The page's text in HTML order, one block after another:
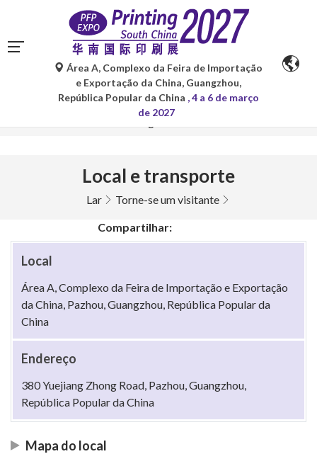
As traduções automáticas do Google Tradutor são apenas
para referência e podem conter imprecisões. Para
quaisquer dúvidas, consulte a versão original no idioma
Área A, Complexo da Feira de Importação
e Exportação da China, Guangzhou,
República Popular da China , 4 a 6 de março
de 2027
Local e transporte
Lar Torne-se um visitante
Compartilhar:
Local
Área A, Complexo da Feira de Importação e Exportação
da China, Pazhou, Guangzhou, República Popular da
China
Endereço
380 Yuejiang Zhong Road, Pazhou, Guangzhou,
República Popular da China
Mapa do local